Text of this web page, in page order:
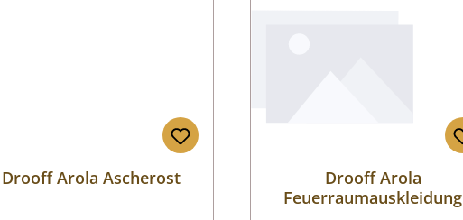
Drooff Arola Ascherost
Drooff Arola
Feuerraumauskleidung